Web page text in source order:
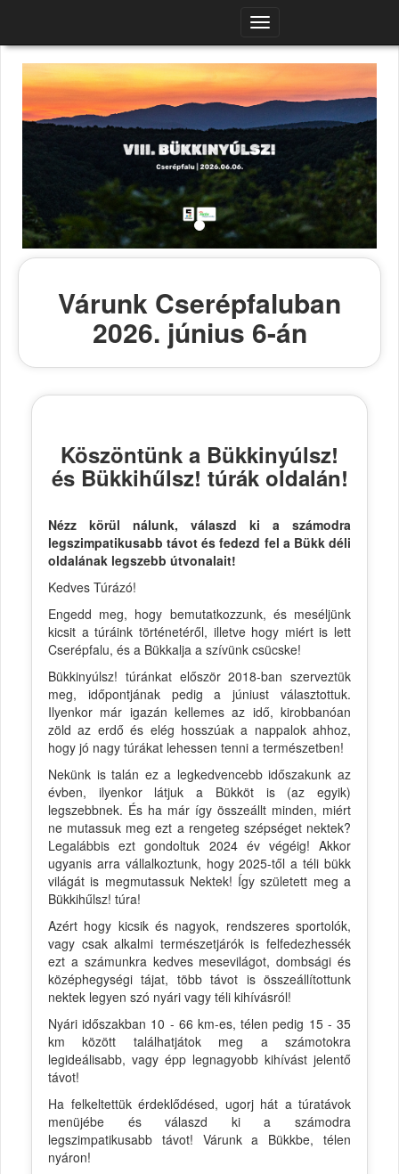
Navigációs
menü
Várunk Cserépfaluban
2026. június 6-án
Köszöntünk a Bükkinyúlsz!
és Bükkihűlsz! túrák oldalán!
Nézz körül nálunk, válaszd ki a számodra
legszimpatikusabb távot és fedezd fel a Bükk déli
oldalának legszebb útvonalait!
Kedves Túrázó!
Engedd meg, hogy bemutatkozzunk, és meséljünk
kicsit a túráink történetéről, illetve hogy miért is lett
Cserépfalu, és a Bükkalja a szívünk csücske!
Bükkinyúlsz! túránkat először 2018-ban szerveztük
meg, időpontjának pedig a júniust választottuk.
Ilyenkor már igazán kellemes az idő, kirobbanóan
zöld az erdő és elég hosszúak a nappalok ahhoz,
hogy jó nagy túrákat lehessen tenni a természetben!
Nekünk is talán ez a legkedvencebb időszakunk az
évben, ilyenkor látjuk a Bükköt is (az egyik)
legszebbnek. És ha már így összeállt minden, miért
ne mutassuk meg ezt a rengeteg szépséget nektek?
Legalábbis ezt gondoltuk 2024 év végéig! Akkor
ugyanis arra vállalkoztunk, hogy 2025-től a téli bükk
világát is megmutassuk Nektek! Így született meg a
Bükkihűlsz! túra!
Azért hogy kicsik és nagyok, rendszeres sportolók,
vagy csak alkalmi természetjárók is felfedezhessék
ezt a számunkra kedves mesevilágot, dombsági és
középhegységi tájat, több távot is összeállítottunk
nektek legyen szó nyári vagy téli kihívásról!
Nyári időszakban 10 - 66 km-es, télen pedig 15 - 35
km között találhatjátok meg a számotokra
legideálisabb, vagy épp legnagyobb kihívást jelentő
távot!
Ha felkeltettük érdeklődésed, ugorj hát a túratávok
menüjébe és válaszd ki a számodra
legszimpatikusabb távot! Várunk a Bükkbe, télen
nyáron!